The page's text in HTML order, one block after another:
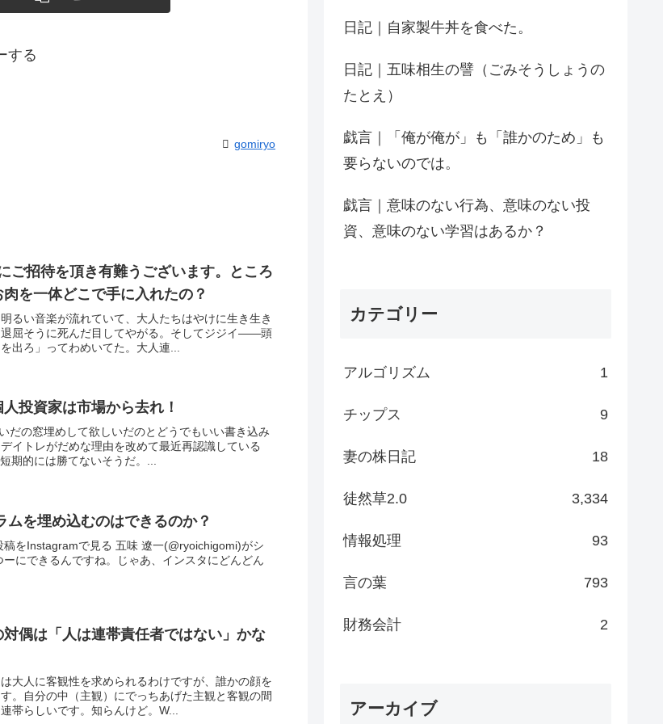
する
gomiryo
招待を頂き有難うございます。ところ
を一体どこで手に入れたの？
るい音楽が流れていて、大人たちはやけに生き生き
屈そうに死んだ目してやがる。そしてジジイ――頭
出ろ」ってわめいてた。大人連...
投資家は市場から去れ！
だの窓埋めして欲しいだのとどうでもいい書き込み
イトレがだめな理由を改めて最近再認識している
期的には勝てないそうだ。...
を埋め込むのはできるのか？
をInstagramで見る 五味 遼一(@ryoichigomi)がシ
にできるんですね。じゃあ、インスタにどんどん
偶は「人は連帯責任者ではない」かな
大人に客観性を求められるわけですが、誰かの顔を
。自分の中（主観）にでっちあげた主観と客観の間
帯らしいです。知らんけど。W...
日記｜自家製牛丼を食べた。
日記｜五味相生の譬（ごみそうしょうの
たとえ）
戯言｜「俺が俺が」も「誰かのため」も
要らないのでは。
戯言｜意味のない行為、意味のない投
資、意味のない学習はあるか？
カテゴリー
アルゴリズム 1
チップス 9
妻の株日記 18
徒然草2.0 3,334
情報処理 93
言の葉 793
財務会計 2
アーカイブ